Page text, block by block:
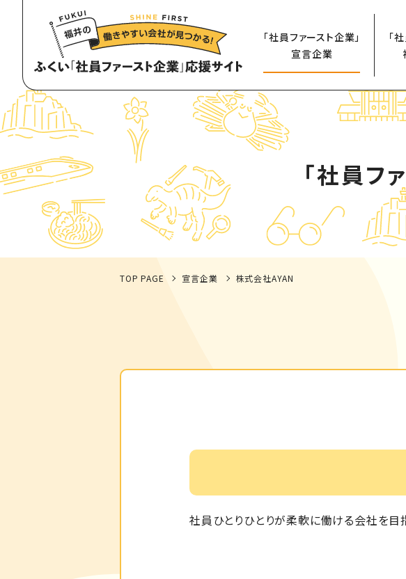
「社員ファースト企業」
宣言企業
「
「社員フ
TOP PAGE 宣言企業 株式会社AYAN
社員ひとりひとりが柔軟に働ける会社を目